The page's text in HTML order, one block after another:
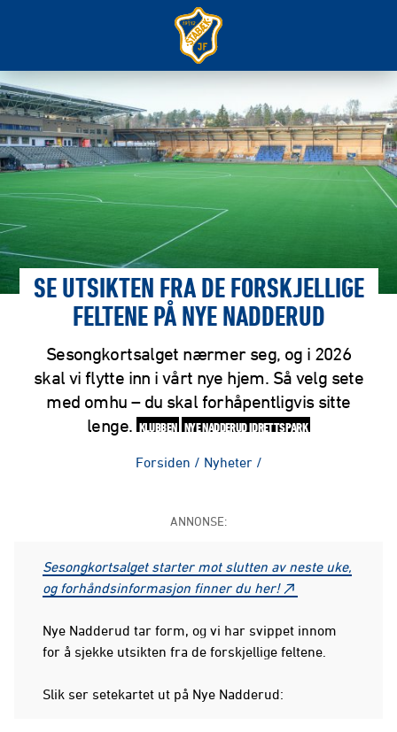
SE UTSIKTEN FRA DE FORSKJELLIGE
FELTENE PÅ NYE NADDERUD
Sesongkortsalget nærmer seg, og i 2026
skal vi flytte inn i vårt nye hjem. Så velg sete
med omhu – du skal forhåpentligvis sitte
lenge. KLUBBEN NYE NADDERUD IDRETTSPARK
Forsiden / Nyheter /
ANNONSE:
Sesongkortsalget starter mot slutten av neste uke,
og forhåndsinformasjon finner du her!
Nye Nadderud tar form, og vi har svippet innom
for å sjekke utsikten fra de forskjellige feltene.
Slik ser setekartet ut på Nye Nadderud: